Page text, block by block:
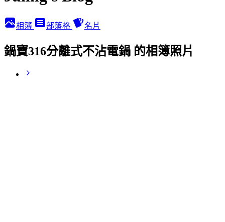
相簿 部落格 名片
鍋寶316分離式不沾電鍋 的相簿照片